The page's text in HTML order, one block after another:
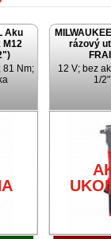
Aku
M12
81 Nm;
rázový
12 V; bez
1/